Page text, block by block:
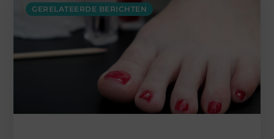
GERELATEERDE BERICHTEN